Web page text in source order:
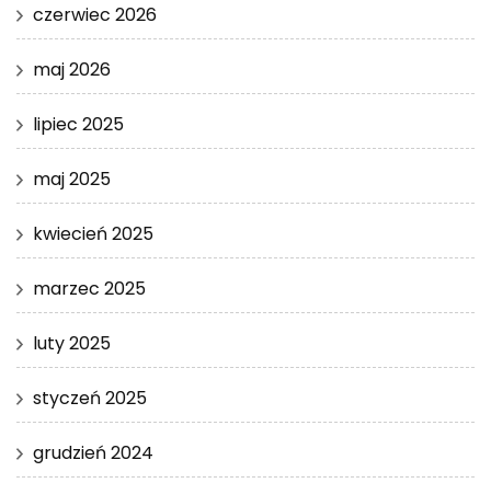
czerwiec 2026
maj 2026
lipiec 2025
maj 2025
kwiecień 2025
marzec 2025
luty 2025
styczeń 2025
grudzień 2024